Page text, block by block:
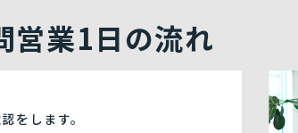
営業1日の流れ
をします。